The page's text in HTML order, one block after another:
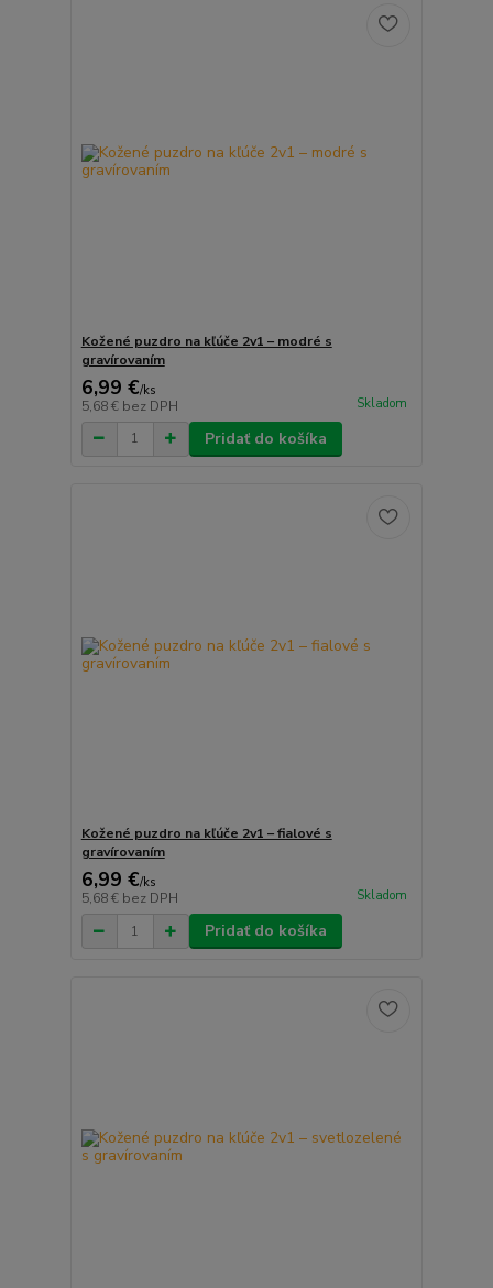
Kožené puzdro na kľúče 2v1 – modré s
gravírovaním
6,99 €/ks
5,68 € bez DPH Skladom
Pridať do košíka
Kožené puzdro na kľúče 2v1 – fialové s
gravírovaním
6,99 €/ks
5,68 € bez DPH Skladom
Pridať do košíka